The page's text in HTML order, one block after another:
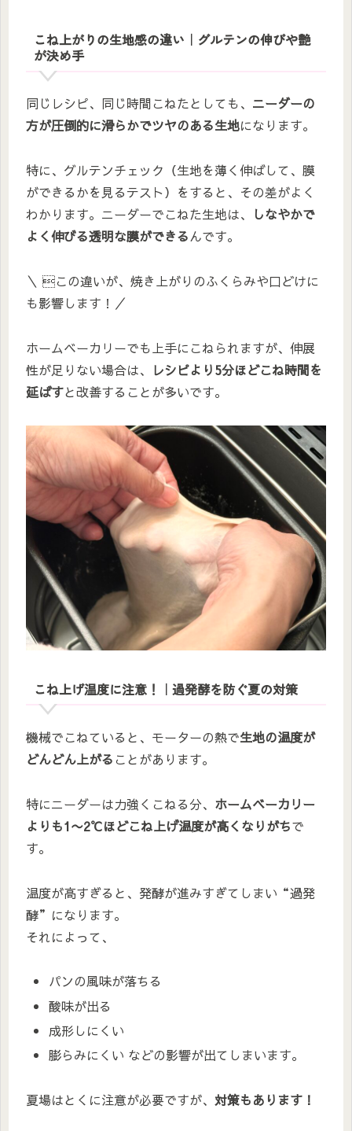
こね上がりの生地感の違い｜グルテンの伸びや艶
が決め手
同じレシピ、同じ時間こねたとしても、 ニーダーの
方が圧倒的に滑らかでツヤのある生地になります。
特に、グルテンチェック（生地を薄く伸ばして、膜
ができるかを見るテスト）をすると、その差がよく
わかります。ニーダーでこねた生地は、
しなやかで
よく伸びる透明な膜ができるんです。
＼ この違いが、焼き上がりのふくらみや口どけに
も影響します！／
ホームベーカリーでも上手にこねられますが、伸展
性が足りない場合は、
レシピより5分ほどこね時間を
延ばすと改善することが多いです。
こね上げ温度に注意！｜過発酵を防ぐ夏の対策
機械でこねていると、モーターの熱で生地の温度が
どんどん上がる ことがあります。
特にニーダーは力強くこねる分、 ホームベーカリー
よりも1〜2℃ほどこね上げ温度が高くなりがちで
す。
温度が高すぎると、発酵が進みすぎてしまい“過発
酵”になります。
それによって、
パンの風味が落ちる
酸味が出る
成形しにくい
膨らみにくい などの影響が出てしまいます。
夏場はとくに注意が必要ですが、 対策もあります！